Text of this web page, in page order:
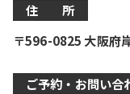
住 所
〒596-0825 大阪府
ご予約・お問い合